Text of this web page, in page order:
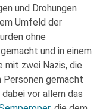
und Drohungen
Umfeld der
ohne
und in einem
mit zwei Nazis, die
Personen gemacht
vor allem das